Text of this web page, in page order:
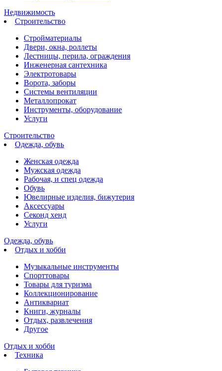
Недвижимость
Строительство
Стройматериалы
Двери, окна, роллеты
Лестницы, перила, ограждения
Инженерная сантехника
Электротовары
Ворота, заборы
Системы вентиляции
Металлопрокат
Инструменты, оборудование
Услуги
Строительство
Одежда, обувь
Женская одежда
Мужская одежда
Рабочая, и спец одежда
Обувь
Ювелирные изделия, бижутерия
Аксессуары
Секонд хенд
Услуги
Одежда, обувь
Отдых и хобби
Музыкальные инструменты
Спорттовары
Товары для туризма
Коллекционирование
Антиквариат
Книги, журналы
Отдых, развлечения
Другое
Отдых и хобби
Техника